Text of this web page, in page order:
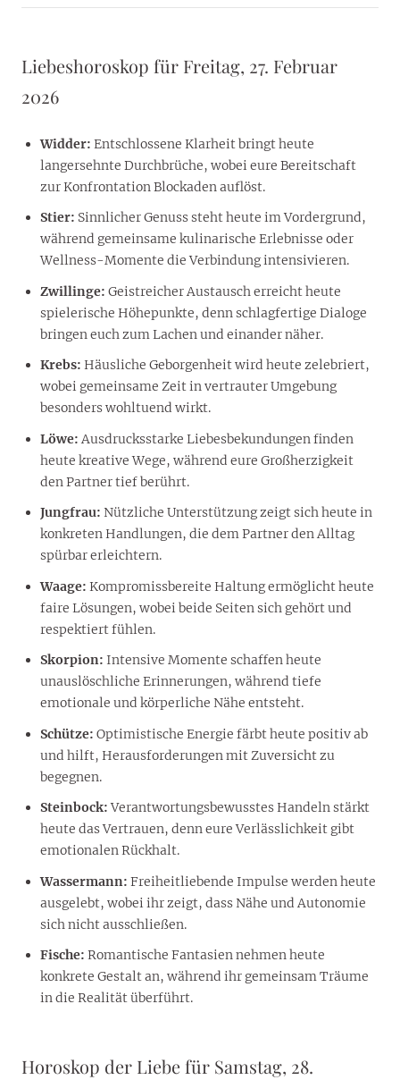
Liebeshoroskop für Freitag, 27. Februar
2026
Widder: Entschlossene Klarheit bringt heute
langersehnte Durchbrüche, wobei eure Bereitschaft
zur Konfrontation Blockaden auflöst.
Stier: Sinnlicher Genuss steht heute im Vordergrund,
während gemeinsame kulinarische Erlebnisse oder
Wellness-Momente die Verbindung intensivieren.
Zwillinge: Geistreicher Austausch erreicht heute
spielerische Höhepunkte, denn schlagfertige Dialoge
bringen euch zum Lachen und einander näher.
Krebs: Häusliche Geborgenheit wird heute zelebriert,
wobei gemeinsame Zeit in vertrauter Umgebung
besonders wohltuend wirkt.
Löwe: Ausdrucksstarke Liebesbekundungen finden
heute kreative Wege, während eure Großherzigkeit
den Partner tief berührt.
Jungfrau: Nützliche Unterstützung zeigt sich heute in
konkreten Handlungen, die dem Partner den Alltag
spürbar erleichtern.
Waage: Kompromissbereite Haltung ermöglicht heute
faire Lösungen, wobei beide Seiten sich gehört und
respektiert fühlen.
Skorpion: Intensive Momente schaffen heute
unauslöschliche Erinnerungen, während tiefe
emotionale und körperliche Nähe entsteht.
Schütze: Optimistische Energie färbt heute positiv ab
und hilft, Herausforderungen mit Zuversicht zu
begegnen.
Steinbock:Verantwortungsbewusstes Handeln stärkt
heute das Vertrauen, denn eure Verlässlichkeit gibt
emotionalen Rückhalt.
Wassermann: Freiheitliebende Impulse werden heute
ausgelebt, wobei ihr zeigt, dass Nähe und Autonomie
sich nicht ausschließen.
Fische: Romantische Fantasien nehmen heute
konkrete Gestalt an, während ihr gemeinsam Träume
in die Realität überführt.
Horoskop der Liebe für Samstag, 28.